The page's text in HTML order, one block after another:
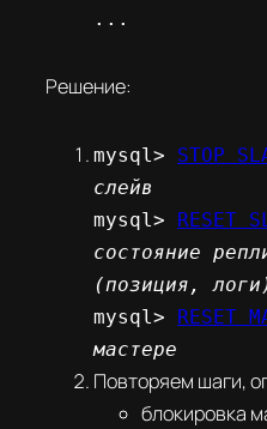
...
Решение:
mysql> STOP
слейв
mysql>
RESET
состояние
(позиция,
mysql>
RESET
мастере
Повторяем шаги,
блокировка